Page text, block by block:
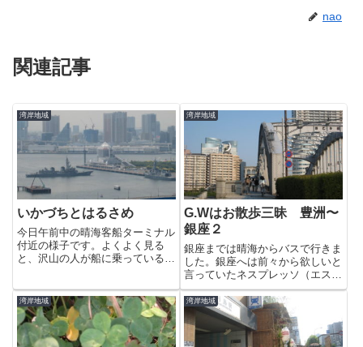
nao
関連記事
湾岸地域
いかづちとはるさめ
今日午前中の晴海客船ターミナル
付近の様子です。よくよく見る
と、沢山の人が船に乗っているよ
今日と明日、一般人も載せて東京
湾をぐるりと回っているのだそう
です。なかなか壮観ですね〜。こ
れ...
湾岸地域
G.Wはお散歩三昧 豊洲〜
銀座２
銀座までは晴海からバスで行きま
した。銀座へは前々から欲しいと
言っていたネスプレッソ（エスプ
レッソマシン）をついにyasuが
購入したため、日本橋三越のお店
でコーヒーカプセルを買うのが目
的です。一応マシンを買った初め
から２種類のカプセルがついて...
湾岸地域 湾岸地域